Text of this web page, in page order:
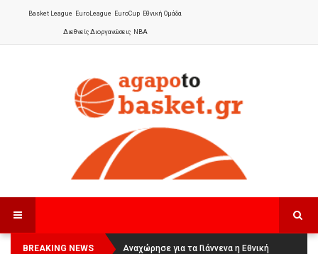
Basket League EuroLeague EuroCup Εθνική Ομάδα
Διεθνείς Διοργανώσεις NBA
BREAKING NEWS
Οι Πάνθηρες Καβάλας στην Women
Αναχώρησε για τα Γιάννενα η Εθνική